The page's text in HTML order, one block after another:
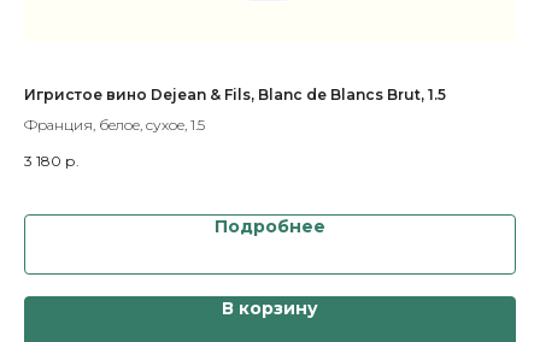
Игристое вино Dejean & Fils, Blanc de Blancs Brut, 1.5
Франция, белое, сухое, 1.5
3 180 р.
Подробнее
В корзину